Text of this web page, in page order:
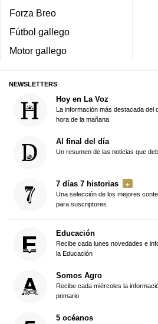
Forza Breo
Fútbol gallego
Motor gallego
NEWSLETTERS
Hoy en La Voz
La información más destacada del
hora de la mañana
Al final del día
Un resumen de las noticias que
7 días 7 historias
Una selección de los mejores
para suscriptores
Educación
Recibe cada lunes novedades e
la Educación
Somos Agro
Recibe cada miércoles la
primario
5 océanos